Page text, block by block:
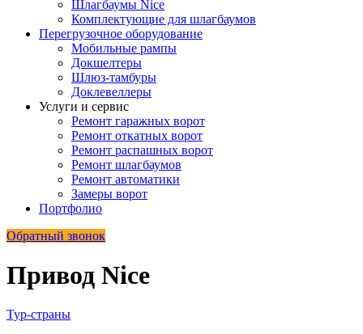
Шлагбаумы Nice
Комплектующие для шлагбаумов
Перегрузочное оборудование
Мобильные рампы
Докшелтеры
Шлюз-тамбуры
Доклевеллеры
Услуги и сервис
Ремонт гаражных ворот
Ремонт откатных ворот
Ремонт распашных ворот
Ремонт шлагбаумов
Ремонт автоматики
Замеры ворот
Портфолио
Обратный звонок
Привод Nice
Тур-страны